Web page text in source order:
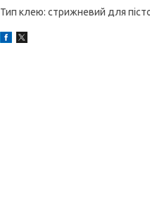
Тип клею: стрижневий для